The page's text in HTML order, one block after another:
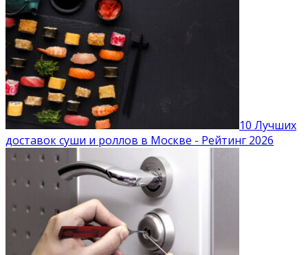
10 Лучших
доставок суши и роллов в Москве - Рейтинг 2026